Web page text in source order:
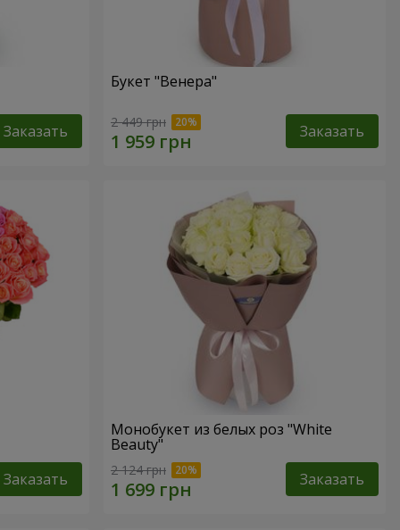
Заказать
Букет "Венера"
2 449 грн Заказать
Заказать
Монобукет из белых роз "White
Beauty"
2 124 грн Заказать